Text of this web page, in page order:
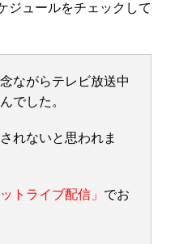
ジュールをチェックして
ながらテレビ放送中
でした。
れないと思われま
トライブ配信」 でお